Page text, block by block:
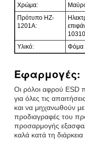
Χρώμα:
Πρότυπο HZ-
1201A:
Υλικό:
Φόμα
Εφαρμογές:
Οι ρόλοι αφρού ESD
για όλες τις
και να μηχανωθούν με
προδιαγραφές του
προσαρμογής
καλά κατά τη